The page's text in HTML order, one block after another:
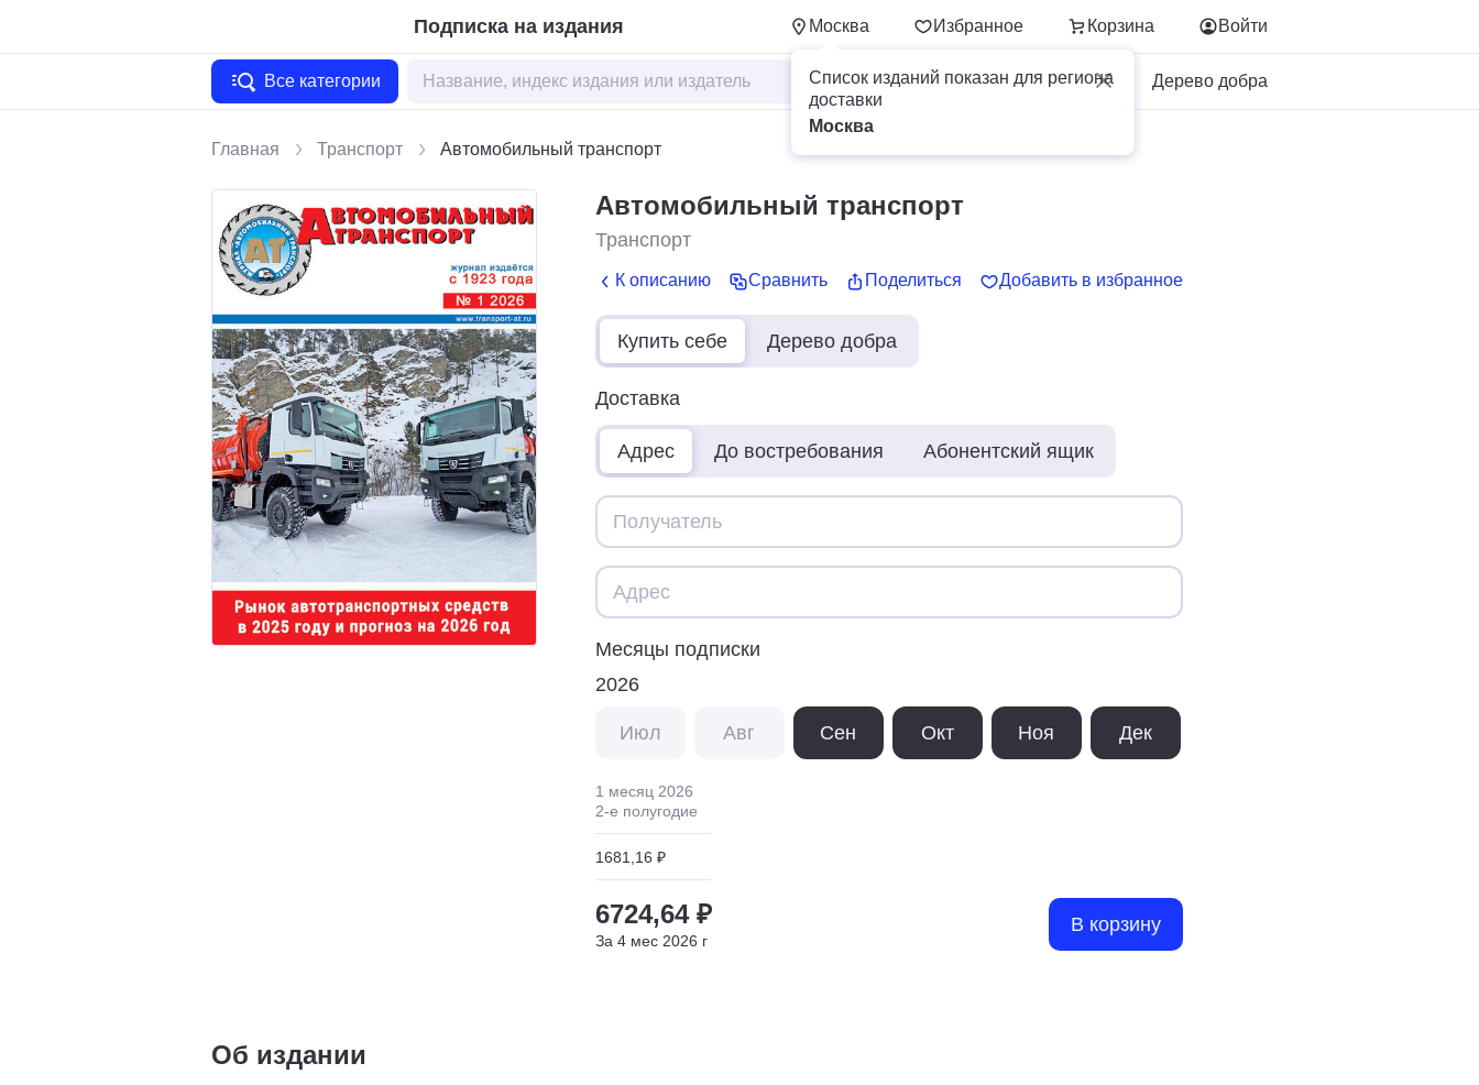
Подписка на издания Москва Избранное Корзина
Список изданий показан для региона
доставки
Москва
Войти
Все категории Для бизнеса Дерево добра
Главная Транспорт Автомобильный транспорт
Автомобильный транспорт
Транспорт
К описанию Сравнить Поделиться Добавить в избранное
Купить себе Дерево добра
Доставка
Адрес До востребования Абонентский ящик
Месяцы подписки
2026
Июл Авг Сен Окт Ноя Дек
1 месяц 2026
2-е полугодие
1681,16 ₽
6724,64 ₽
За 4 мес 2026 г
В корзину
Об издании